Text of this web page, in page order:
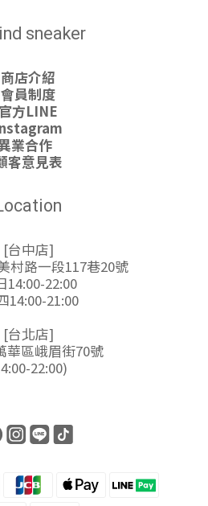
sneaker
商店介紹
會員制度
官方LINE
業合作
客意見表
[台中店]
村路一段117巷20號
14:00-22:00
14:00-21:00
[台北店]
華區峨眉街70號
22:00)